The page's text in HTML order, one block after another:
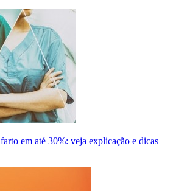
em até 30%: veja explicação e dicas